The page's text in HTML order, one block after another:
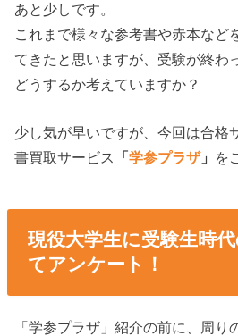
あと少しです。
これまで様々な参考書や赤本など
てきたと思いますが、受験が終わ
どうするか考えていますか？
少し気が早いですが、今回は合格
書買取サービス
「学参プラザ」 を
現役大学生に受験生時
てアンケート！
「学参プラザ」紹介の前に、周り